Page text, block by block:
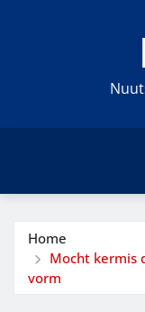
Home
Mocht kermis
vorm